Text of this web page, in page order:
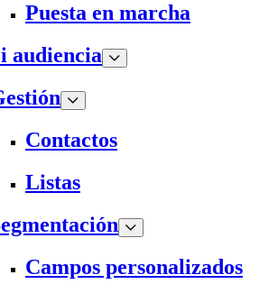
Puesta en marcha
audiencia
Contactos
Listas
Campos personalizados